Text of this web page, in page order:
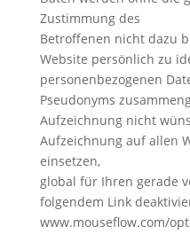
Zustimmung des
Betroffenen nicht dazu
Website persönlich zu
personenbezogenen
Pseudonyms
Aufzeichnung nicht
Aufzeichnung auf allen
einsetzen,
global für Ihren gerade
folgendem Link
www.mouseflow.com/